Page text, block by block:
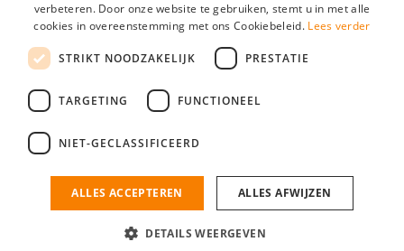
Parttime personeel
Vacature aanmelden
Partners
Contact
Social
ParttimeWerk.nl is onderdeel van YoungCapital • © 2026 • KvK nr: 34199416 •
verbeteren. Door onze website te gebruiken, stemt u in met alle
cookies in overeenstemming met ons Cookiebeleid. Lees verder
STRIKT NOODZAKELIJK PRESTATIE
TARGETING FUNCTIONEEL
NIET-GECLASSIFICEERD
ALLES ACCEPTEREN ALLES AFWIJZEN
DETAILS WEERGEVEN